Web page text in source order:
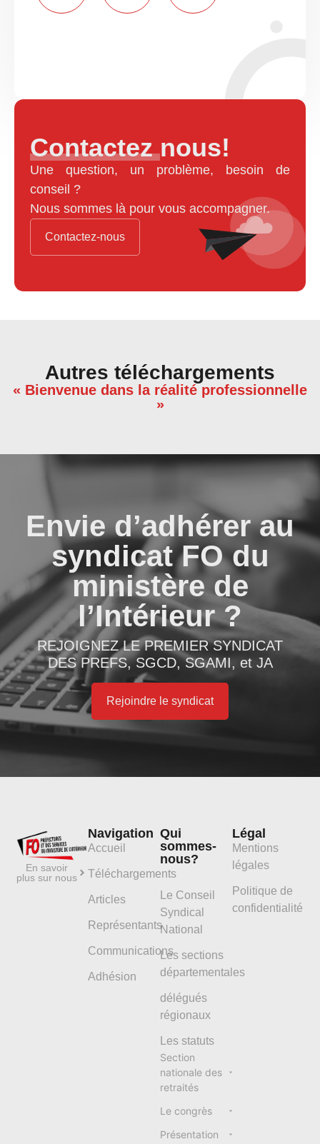
Contactez nous!
Une question, un problème, besoin de
conseil ?
Nous sommes là pour vous accompagner.
Contactez-nous
Autres téléchargements
« Bienvenue dans la réalité professionnelle
»
Envie d’adhérer au
syndicat FO du
ministère de
l’Intérieur ?
REJOIGNEZ LE PREMIER SYNDICAT
DES PREFS, SGCD, SGAMI, et JA
Rejoindre le syndicat
En savoir
plus sur nous
Navigation
Accueil
Téléchargements
Articles
Représentants
Communications
Adhésion
Qui
sommes-
nous?
Le Conseil
Syndical
National
Les sections
départementales
délégués
régionaux
Les statuts
Section
nationale des
retraités
Le congrès
Présentation
Légal
Mentions
légales
Politique de
confidentialité